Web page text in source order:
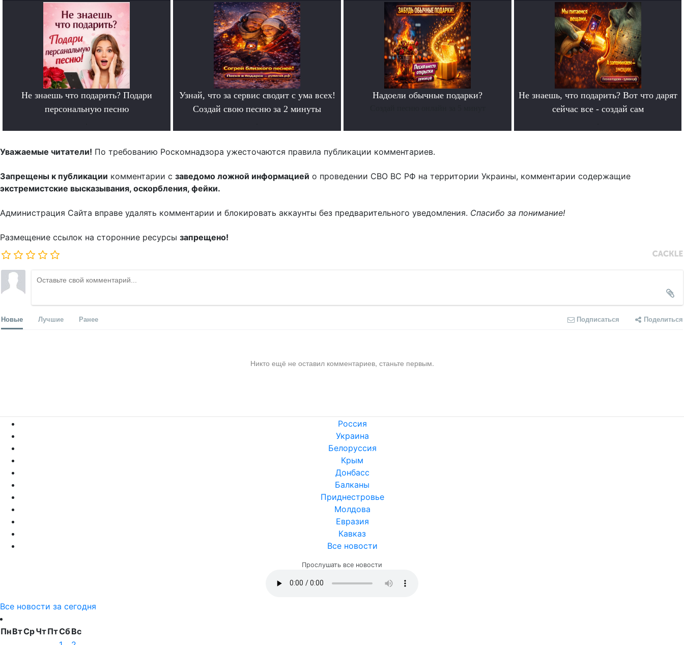
Не знаешь что подарить? Подари
персональную песню
Узнай, что за сервис сводит с ума всех!
Создай свою песню за 2 минуты
Надоели обычные подарки?
Не знаешь, что подарить? Вот что дарят
сейчас все - создай сам
Уважаемые читатели! По требованию Роскомнадзора ужесточаются правила публикации комментариев.
Запрещены к публикации комментарии с заведомо ложной информацией о проведении СВО ВС РФ на территории Украины, комментарии содержащие
экстремистские высказывания, оскорбления, фейки.
Администрация Сайта вправе удалять комментарии и блокировать аккаунты без предварительного уведомления. Спасибо за понимание!
Размещение ссылок на сторонние ресурсы запрещено!
Новые Лучшие Ранее Подписаться Поделиться
Никто ещё не оставил комментариев, станьте первым.
Россия
Украина
Белоруссия
Крым
Донбасс
Балканы
Приднестровье
Молдова
Евразия
Кавказ
Все новости
Прослушать все новости
Все новости за сегодня
ПнВтСрЧтПтСбВс